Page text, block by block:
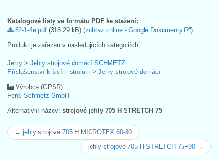
Katalogové listy ve formátu PDF ke stažení:
82-1-4e.pdf (318.29 kB) (zobraz online - Google Dokumenty )
Produkt je zařazen v následujících kategoriích:
Jehly > Jehly strojové domácí SCHMETZ
Příslušenství k šicím strojům > Jehly strojové domácí
Výrobce (GPSR):
Ferd. Schmetz GmbH
Alternativní název: strojové jehly 705 H STRETCH 75
← jehly strojové 705 H MICROTEX 60-80
jehly strojové 705 H STRETCH 75+90 →